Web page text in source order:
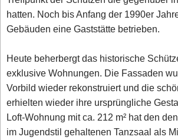
hatten. Noch bis Anfang der 1990er
Gebäuden eine Gaststätte betrieben.
Heute beherbergt das historische
exklusive Wohnungen. Die Fassaden
Vorbild wieder rekonstruiert und die
erhielten wieder ihre ursprüngliche
Loft-Wohnung mit ca. 212 m² hat den
im Jugendstil gehaltenen Tanzsaal als